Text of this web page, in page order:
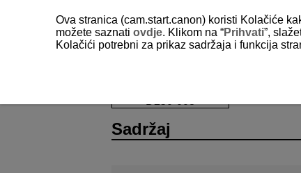
Sadržaj
Ova stranica (cam.start.canon) koristi Kolačiće
možete saznati ovdje. Klikom na “Prihvati”,
Kolačići potrebni za prikaz sadržaja i funkcija